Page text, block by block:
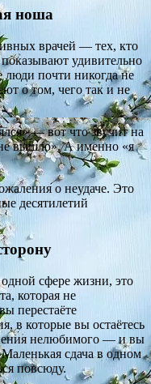
ноша
врачей — тех, кто
удивительно
почти никогда не
о том, чего так и не
— вот что звучит на
вышло». А именно «я
о неудаче. Это
десятилетий
сфере жизни, это
которая не
перестаёте
в которые вы остаётесь
нелюбимого — и вы
сдача в одном
повсюду.